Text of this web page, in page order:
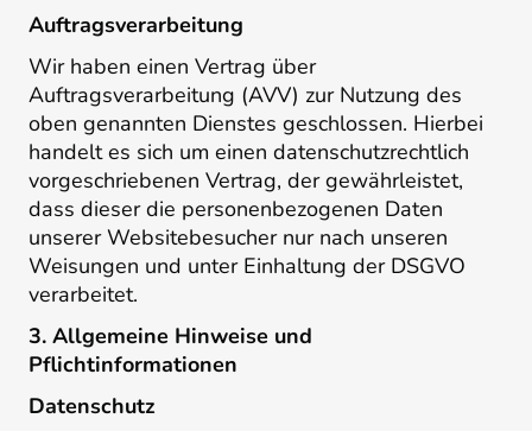
Auftragsverarbeitung
Wir haben einen Vertrag über
Auftragsverarbeitung (AVV) zur Nutzung des
oben genannten Dienstes geschlossen. Hierbei
handelt es sich um einen datenschutzrechtlich
vorgeschriebenen Vertrag, der gewährleistet,
dass dieser die personenbezogenen Daten
unserer Websitebesucher nur nach unseren
Weisungen und unter Einhaltung der DSGVO
verarbeitet.
3. Allgemeine Hinweise und
Pflicht­informationen
Datenschutz